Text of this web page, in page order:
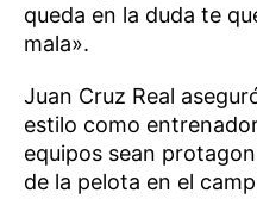
queda en la duda te
mala».
Juan Cruz Real
estilo como
equipos​ sean
de la pelota en el